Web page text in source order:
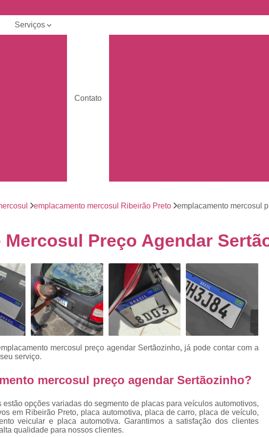
Serviços
emplacamento
Placa de motos
Placas
automotivas
Placas de carro
Placas de
veículo
Placas
Placas modelo
Placas para
Placas
veiculares
Reforma de
Contato
Emplacamento da Placa
Emplacamento de Veículo Pcd
Emplacamento do Carro
Emplacamento Veículos Zero
Emplacamento de Veículo
Emplacamento de Veículo Novo
Emplacamento de Veículo Usado
Emplacamento Veicular
Emplacamento Mercosul
Emplacamento Mercosul Ribeirão
emplacamento mercosul Ribeirão Preto emplacamento mercosul
Mercosul Preço Agendar
mercosul preço agendar Sertãozinho, já pode contar com a
serviço.
mercosul preço agendar Sertãozinho?
opções variadas do segmento de placas para veículos automotivos,
em Ribeirão Preto, placa automotiva, placa de carro, placa de veículo,
veicular e placa automotiva. Garantimos a satisfação dos clientes
qualidade para nossos clientes.